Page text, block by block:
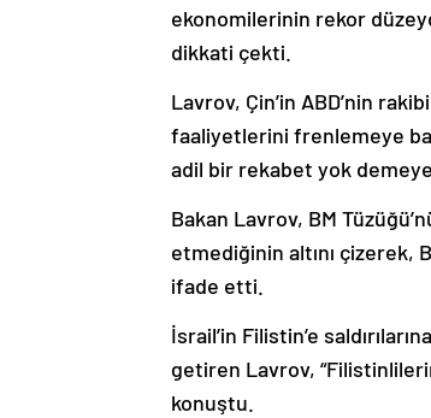
ekonomilerinin rekor
dikkati çekti.
Lavrov, Çin’in ABD’nin
faaliyetlerini frenlemeye
adil bir rekabet yok
Bakan Lavrov, BM
etmediğinin altını çizerek,
ifade etti.
İsrail’in Filistin’e
getiren Lavrov,
konuştu.